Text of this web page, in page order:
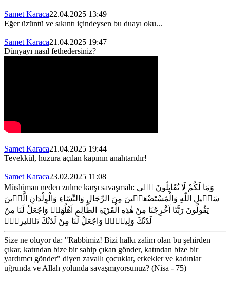
Samet Karaca22.04.2025 13:49
Eğer üzüntü ve sıkıntı içindeysen bu duayı oku...
Samet Karaca21.04.2025 19:47
Dünyayı nasıl fethedersiniz?
Samet Karaca21.04.2025 19:44
Tevekkül, huzura açılan kapının anahtarıdır!
Samet Karaca23.02.2025 11:08
Müslüman neden zulme karşı savaşmalı: وَمَا لَكُمْ لَا تُقَاتِلُونَ ف۪ي
سَب۪يلِ اللّٰهِ وَالْمُسْتَضْعَف۪ينَ مِنَ الرِّجَالِ وَالنِّسَٓاءِ وَالْوِلْدَانِ الَّذ۪ينَ
يَقُولُونَ رَبَّنَٓا اَخْرِجْنَا مِنْ هٰذِهِ الْقَرْيَةِ الظَّالِمِ اَهْلُهَاۚ وَاجْعَلْ لَنَا مِنْ
لَدُنْكَ وَلِياًّۚ وَاجْعَلْ لَنَا مِنْ لَدُنْكَ نَص۪يراًۜ
Size ne oluyor da: "Rabbimiz! Bizi halkı zalim olan bu şehirden
çıkar, katından bize bir sahip çıkan gönder, katından bize bir
yardımcı gönder" diyen zavallı çocuklar, erkekler ve kadınlar
uğrunda ve Allah yolunda savaşmıyorsunuz? (Nisa - 75)